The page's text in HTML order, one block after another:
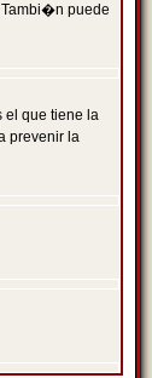
Tambi�n puede
el que tiene la
prevenir la